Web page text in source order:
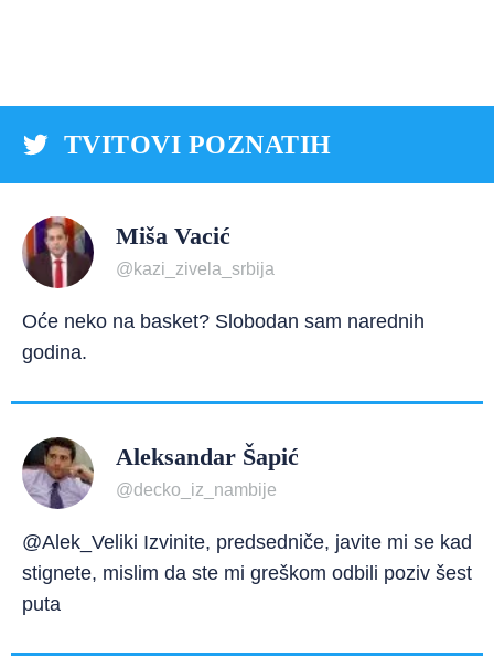
TVITOVI POZNATIH
Miša Vacić
@kazi_zivela_srbija
Oće neko na basket? Slobodan sam narednih
godina.
Aleksandar Šapić
@decko_iz_nambije
@Alek_Veliki Izvinite, predsedniče, javite mi se kad
stignete, mislim da ste mi greškom odbili poziv šest
puta